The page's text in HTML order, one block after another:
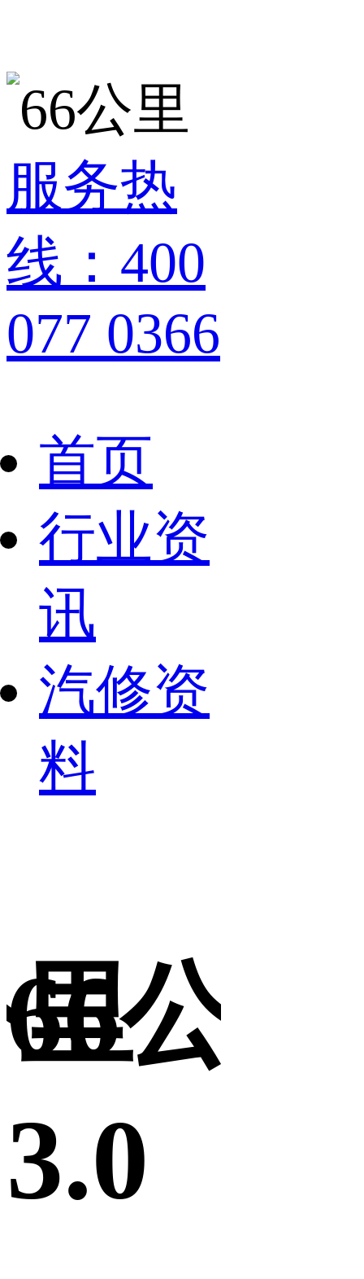
服务热
线：400
077 0366
首页
行业资
讯
汽修资
料
66公里
3.0